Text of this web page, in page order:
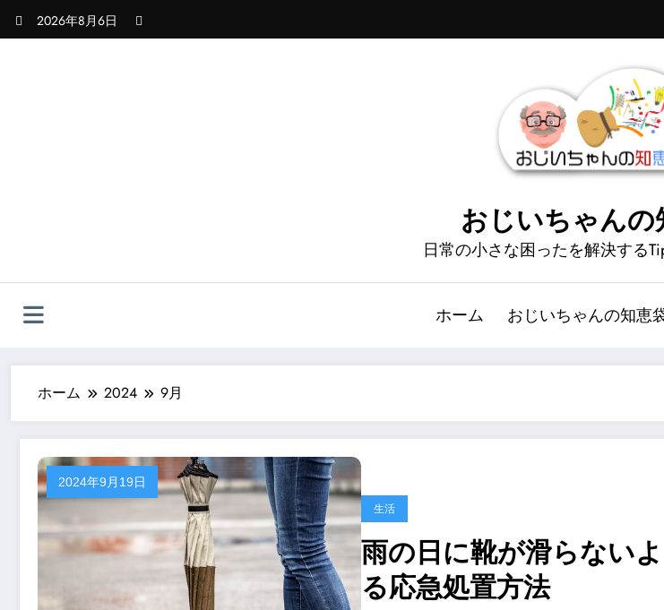
2026年8月6日
おじいちゃんの
日常の小さな困ったを解決する
ホーム おじいちゃんの知恵
ホーム 2024 9月
2024年9月19日
生活
雨の日に靴が滑らない
る応急処置方法